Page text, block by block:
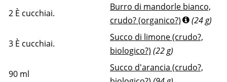
2 È cucchiai.
Burro di mandorle bianco,
crudo? (organico?)
(24 g)
3 È cucchiai.
Succo di limone (crudo?,
biologico?) (22 g)
90 ml
Succo d'arancia (crudo?,